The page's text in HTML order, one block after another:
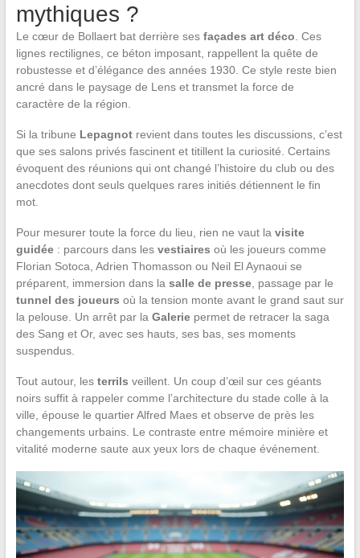
mythiques ?
Le cœur de Bollaert bat derrière ses façades art déco . Ces
lignes rectilignes, ce béton imposant, rappellent la quête de
robustesse et d’élégance des années 1930. Ce style reste bien
ancré dans le paysage de Lens et transmet la force de
caractère de la région.
Si la tribune Lepagnotrevient dans toutes les discussions, c’est
que ses salons privés fascinent et titillent la curiosité. Certains
évoquent des réunions qui ont changé l’histoire du club ou des
anecdotes dont seuls quelques rares initiés détiennent le fin
mot.
Pour mesurer toute la force du lieu, rien ne vaut la visite
guidée: parcours dans les vestiaires où les joueurs comme
Florian Sotoca, Adrien Thomasson ou Neil El Aynaoui se
préparent, immersion dans la salle de presse, passage par le
tunnel des joueurs où la tension monte avant le grand saut sur
la pelouse. Un arrêt par la Galeriepermet de retracer la saga
des Sang et Or, avec ses hauts, ses bas, ses moments
suspendus.
Tout autour, les terrils veillent. Un coup d’œil sur ces géants
noirs suffit à rappeler comme l’architecture du stade colle à la
ville, épouse le quartier Alfred Maes et observe de près les
changements urbains. Le contraste entre mémoire minière et
vitalité moderne saute aux yeux lors de chaque événement.